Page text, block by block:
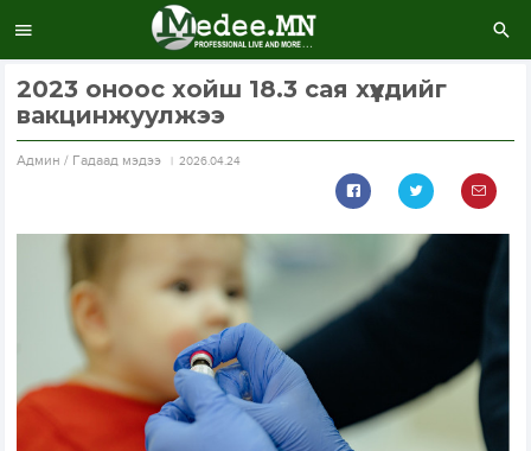
2023 оноос хойш 18.3 сая хүүхдийг
вакцинжуулжээ
Aдмин / Гадаад мэдээ 2026.04.24